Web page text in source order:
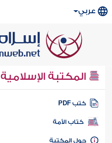
عربي
المكتبة الإسلامية
كتب PDF
كتاب الأمة